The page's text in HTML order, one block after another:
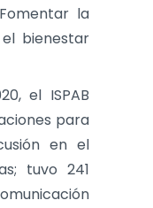
la
bienestar
el ISPAB
para
en el
tuvo 241